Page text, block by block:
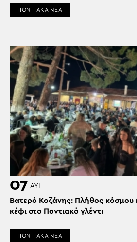
ΠΟΝΤΙΑΚΑ ΝΕΑ
07 ΑΥΓ
Βατερό Κοζάνης: Πλήθος κόσμου
κέφι στο Ποντιακό γλέντι
ΠΟΝΤΙΑΚΑ ΝΕΑ